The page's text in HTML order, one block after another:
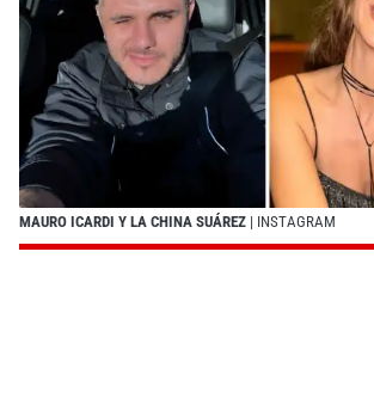
MAURO ICARDI Y LA CHINA SUÁREZ | INSTAGRAM